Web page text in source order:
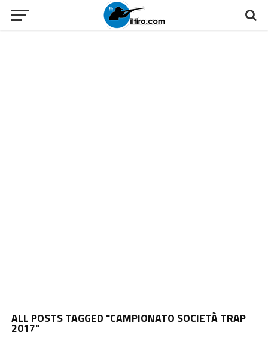
ALL POSTS TAGGED "CAMPIONATO SOCIETÀ TRAP
2017"